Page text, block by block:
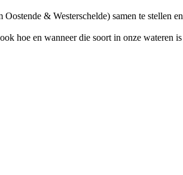
& Westerschelde) samen te stellen
hoe en wanneer die soort in onze wateren